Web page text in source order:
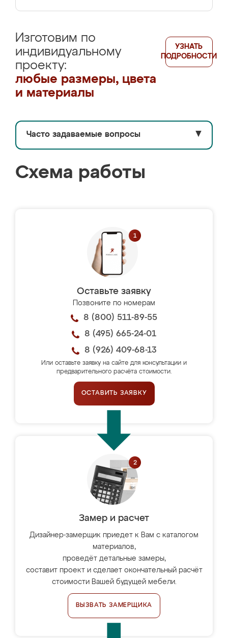
Изготовим по
индивидуальному
проекту:
любые размеры, цвета
и материалы
УЗНАТЬ
ПОДРОБНОСТИ
Часто задаваемые вопросы ▼
Схема работы
Оставьте заявку
Позвоните по номерам
8 (800) 511-89-55
8 (495) 665-24-01
8 (926) 409-68-13
Или оставьте заявку на сайте для консультации и
предварительного расчёта стоимости.
ОСТАВИТЬ ЗАЯВКУ
Замер и расчет
Дизайнер-замерщик приедет к Вам с каталогом
материалов,
проведёт детальные замеры,
составит проект и сделает окончательный расчёт
стоимости Вашей будущей мебели.
ВЫЗВАТЬ ЗАМЕРЩИКА